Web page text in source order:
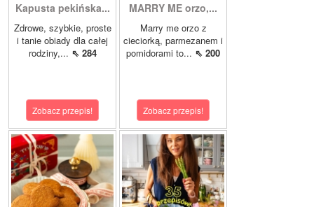
Kapusta pekińska...
Zdrowe, szybkie, proste
i tanie obiady dla całej
rodziny,... ⇖ 284
Zobacz przepis!
MARRY ME orzo,...
Marry me orzo z
cieciorką, parmezanem i
pomidorami to... ⇖ 200
Zobacz przepis!